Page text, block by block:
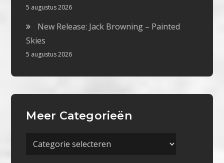
5 augustus 2026
New Release: Jack Browning – Painted
Skies
5 augustus 2026
Meer Categorieën
Meer